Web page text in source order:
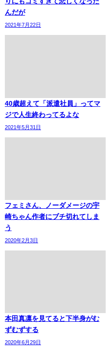
んだが
2021年7月22日
40歳超えて「派遣社員」ってマ
ジで人生終わってるよな
2021年5月31日
フェミさん、ノーダメージの宇
崎ちゃん作者にブチ切れてしま
う
2020年2月3日
本田真凛を見てると下半身がむ
ずむずする
2020年6月29日